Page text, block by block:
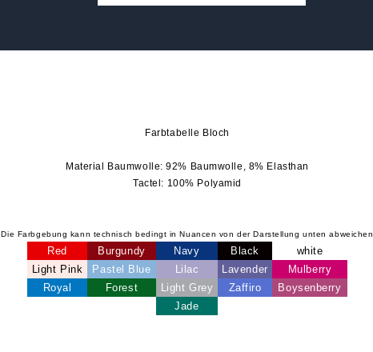
Farbtabelle Bloch
Material Baumwolle: 92% Baumwolle, 8% Elasthan
Tactel: 100% Polyamid
Die Farbgebung kann technisch bedingt in Nuancen von der Darstellung unten abweichen
Red Burgundy Navy Black
white
Light Pink
Pastel Blue Lilac Lavender
Mulberry
Royal
Forest Light Grey Zaffiro
Boysenberry
Jade